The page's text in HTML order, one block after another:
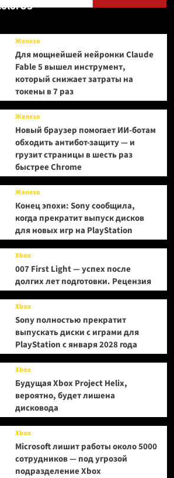
Железо
Для мощнейшей нейронки Claude
Fable 5 вышел инструмент,
который снижает затраты на
токены в 7 раз
Железо
Новый браузер помогает ИИ-ботам
обходить антибот-защиту — и
грузит страницы в шесть раз
быстрее Chrome
Железо
Конец эпохи: Sony сообщила,
когда прекратит выпуск дисков
для новых игр на PlayStation
Xbox
007 First Light — успех после
долгих лет подготовки. Рецензия
Xbox
Sony полностью прекратит
выпускать диски с играми для
PlayStation с января 2028 года
Xbox
Будущая Xbox Project Helix,
вероятно, будет лишена
дисковода
Xbox
Microsoft лишит работы около 5000
сотрудников — под угрозой
подразделение Xbox